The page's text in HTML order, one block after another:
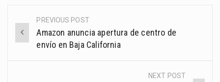
Post
navigation
PREVIOUS POST
Amazon anuncia apertura de centro de
envío en Baja California
NEXT POST